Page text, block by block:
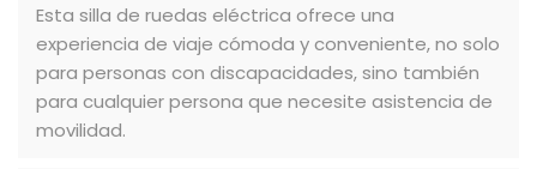
Esta silla de ruedas eléctrica ofrece una
experiencia de viaje cómoda y conveniente, no solo
para personas con discapacidades, sino también
para cualquier persona que necesite asistencia de
movilidad.